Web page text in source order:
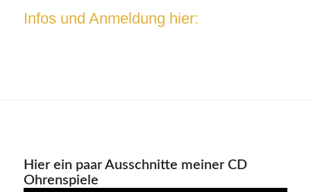
Infos und Anmeldung hier:
Hier ein paar Ausschnitte meiner CD
Ohrenspiele